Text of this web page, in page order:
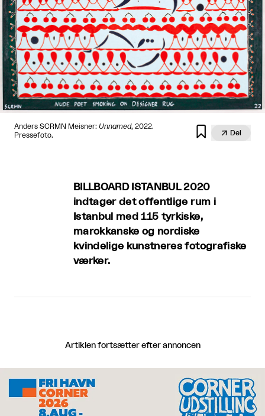
Anders SCRMN Meisner: Unnamed, 2022.
Pressefoto.
  Del
BILLBOARD ISTANBUL 2020
indtager det offentlige rum i
Istanbul med 115 tyrkiske,
marokkanske og nordiske
kvindelige kunstneres fotografiske
værker.
Artiklen fortsætter efter annoncen